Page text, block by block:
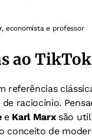
economista e professor
ao TikTok
referências
raciocínio.
e Karl Marxsão
conceito de